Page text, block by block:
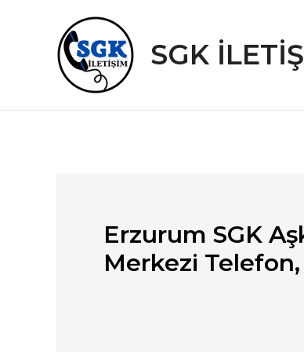
SGK
Erzurum SGK
Merkezi